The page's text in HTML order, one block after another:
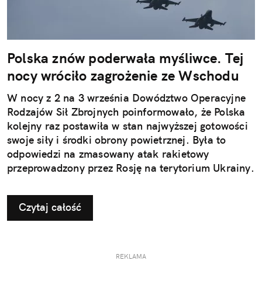
Polska znów poderwała myśliwce. Tej
nocy wróciło zagrożenie ze Wschodu
W nocy z 2 na 3 września Dowództwo Operacyjne
Rodzajów Sił Zbrojnych poinformowało, że Polska
kolejny raz postawiła w stan najwyższej gotowości
swoje siły i środki obrony powietrznej. Była to
odpowiedzi na zmasowany atak rakietowy
przeprowadzony przez Rosję na terytorium Ukrainy.
Czytaj całość
REKLAMA